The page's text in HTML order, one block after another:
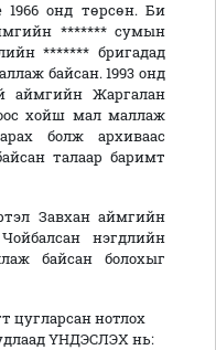
онд төрсөн. Би
******* сумын
******* бригадад
байсан. 1993 онд
аймгийн Жаргалан
хойш мал маллаж
болж архиваас
талаар баримт
Завхан аймгийн
нэгдлийн
байсан болохыг
цугларсан нотлох
ҮНДЭСЛЭХ нь: